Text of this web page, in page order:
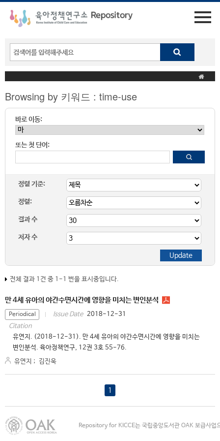
Browsing by 키워드 : time-use
바로 이동:
또는 첫 단어:
정렬 기준:
정렬:
결과 수
저자 수
전체 결과 1건 중 1-1 번을 표시중입니다.
만 4세 유아의 야간수면시간에 영향을 미치는 변인분석
Periodical Issue Date 2018-12-31
Citation
유연지. (2018-12-31). 만 4세 유아의 야간수면시간에 영향을 미치는
변인분석. 육아정책연구, 12권 3호 55-76.
유연지 ; 김진욱
1
Repository for KICCE는 국립중앙도서관 OAK 보급사업